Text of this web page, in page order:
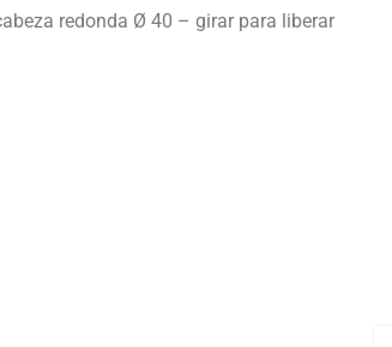
redonda Ø 40 – girar para liberar